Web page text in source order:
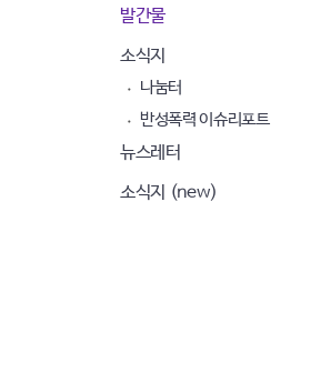
발간물
소식지
나눔터
반성폭력 이슈리포트
뉴스레터
소식지 (new)